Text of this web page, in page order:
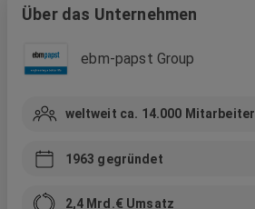
Über das Unternehmen
ebm-papst Group
weltweit ca. 14.000 Mitarbeiter
1963 gegründet
2,4 Mrd.€ Umsatz